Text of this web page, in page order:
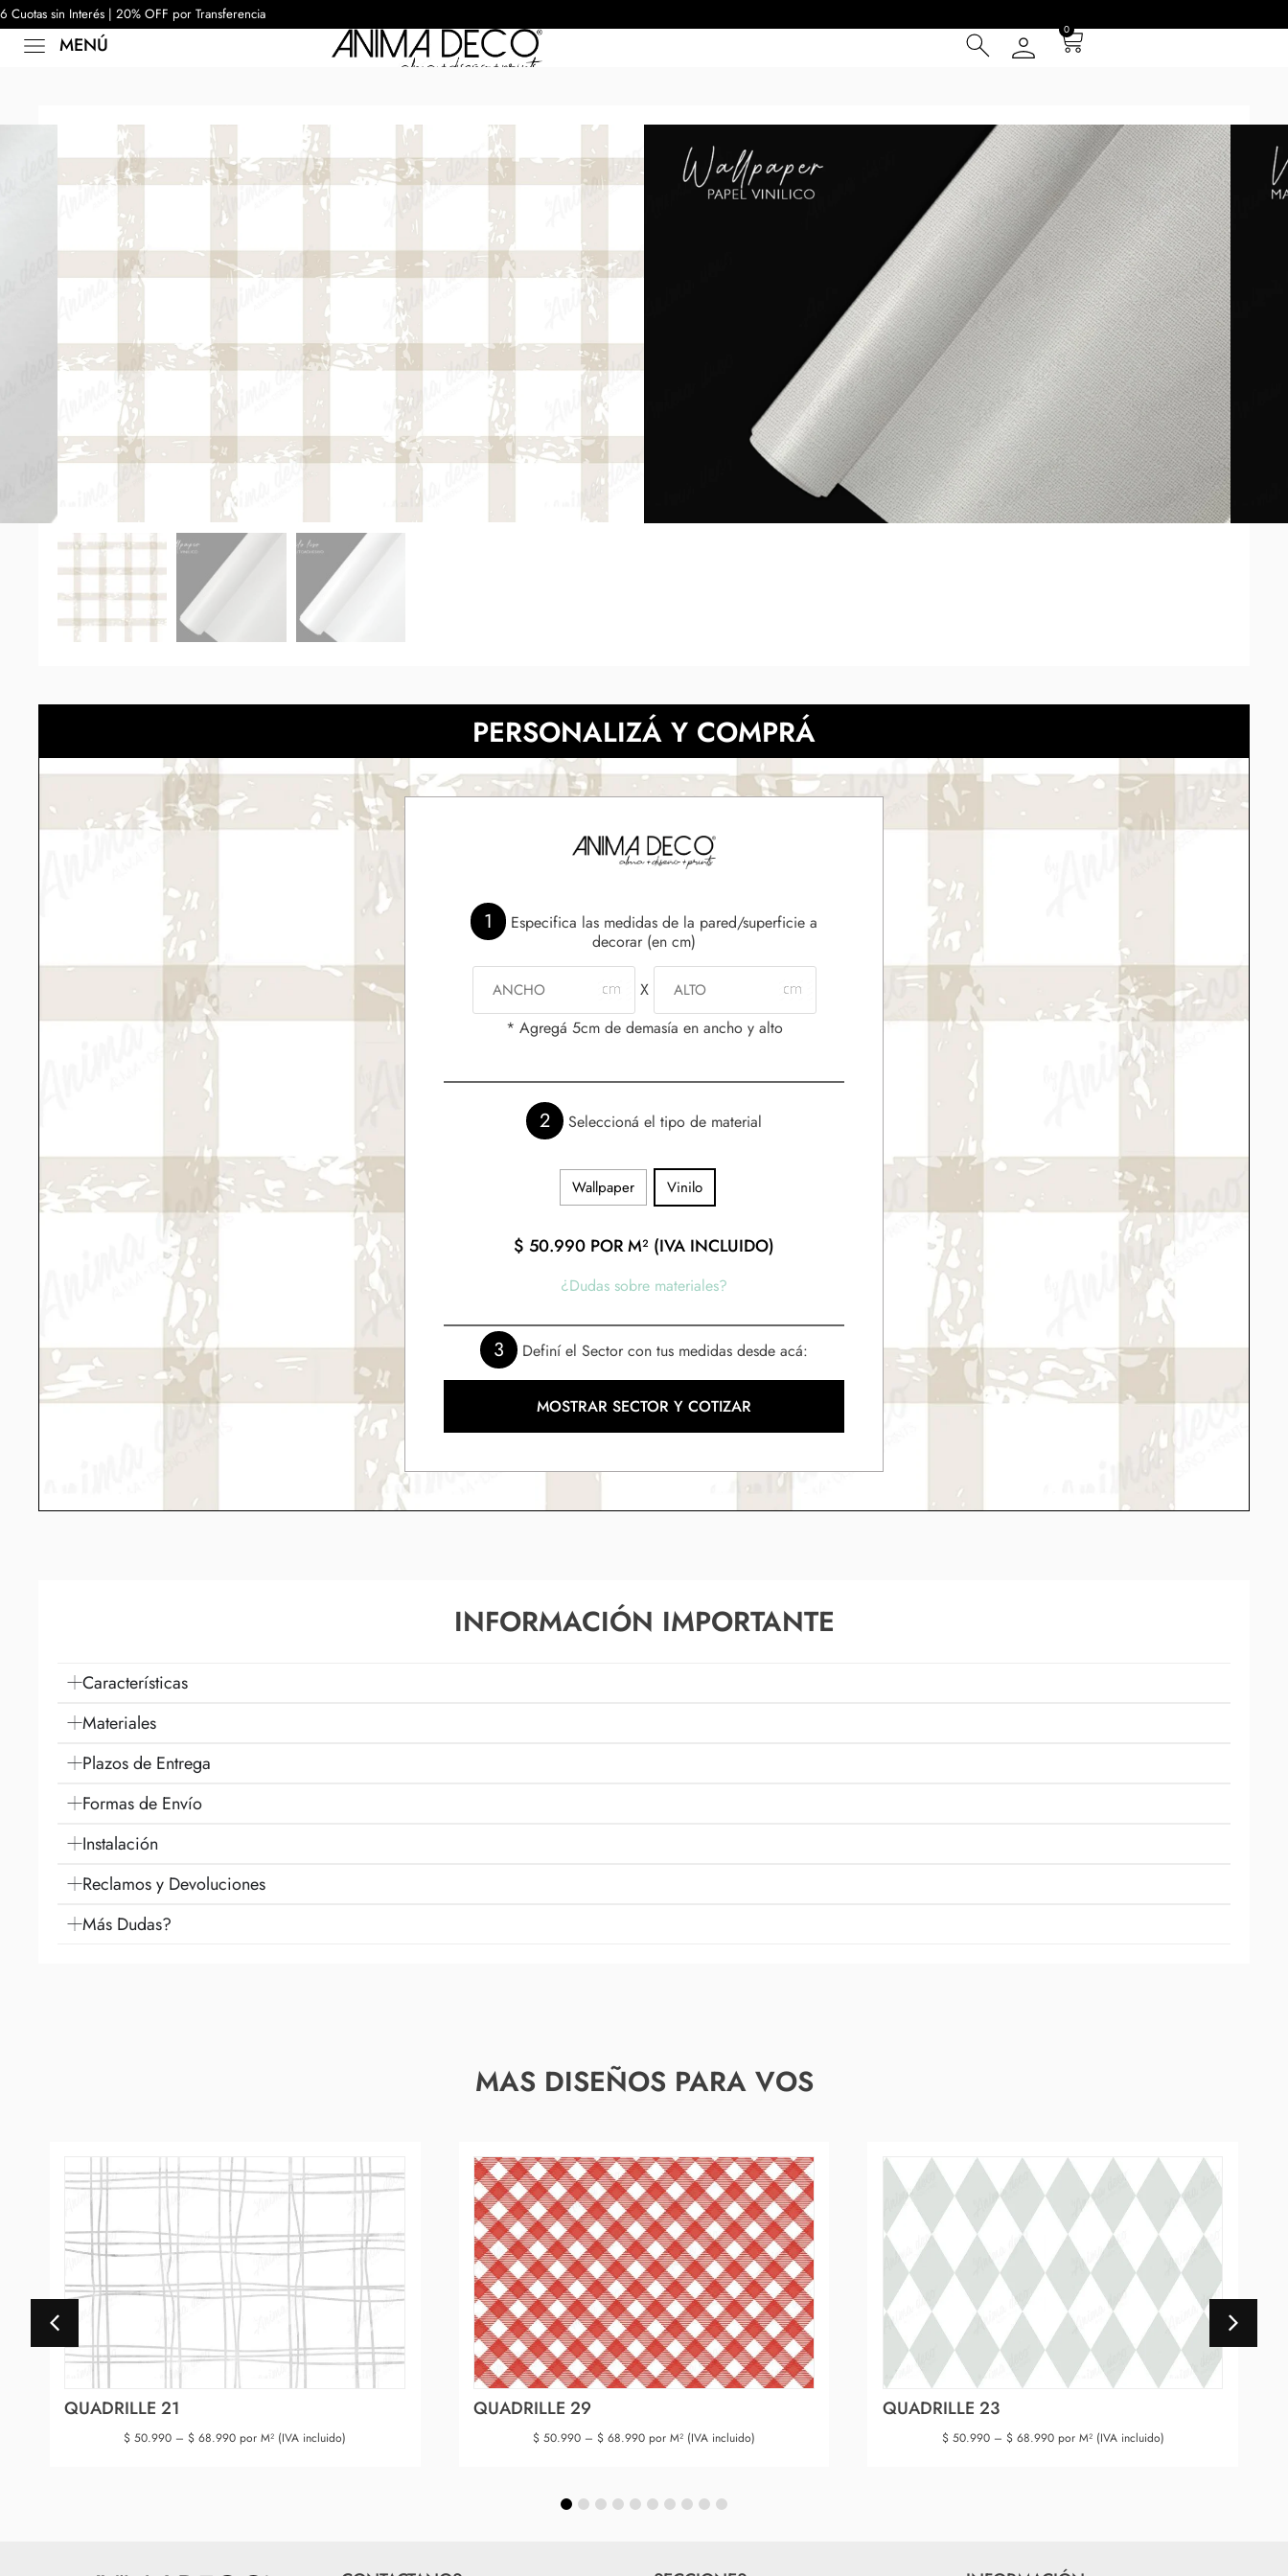
6 Cuotas sin Interés | 20% OFF por Transferencia
MENÚ
0
/ Quadrille 13
QUADRILLE 13
POR M² (IVA INCLUIDO)
6 Cuotas sin Interés con Tarjeta de Crédito
20% OFF por Transferencia
15 días hábiles Plazo de Entrega **
Incluye instrucciones de instalación
*Las imágenes son ilustrativas: el patrón se repite cada 1m y se presentan en paños de 1 m
de ancho por el alto de tu pared. PEDILO EN EL COLOR QUE PREFIERAS. Los tonos
digitales respecto de los impresos pueden diferir según la calibración de cada pantalla.
Presupuesta tu pared con el cotizador eligiendo el material.
NECESITAS MÀS INFORMACIÓN?
PERSONALIZÁ Y COMPRÁ
1
Especifica las medidas de la pared/superficie a
decorar (en cm)
X
* Agregá 5cm de demasía en ancho y alto
2 Seleccioná el tipo de material
Wallpaper Vinilo
$ 50.990 POR M² (IVA INCLUIDO)
¿Dudas sobre materiales?
3 Definí el Sector con tus medidas desde acá:
MOSTRAR SECTOR Y COTIZAR
INFORMACIÓN IMPORTANTE
Características
Materiales
Plazos de Entrega
Formas de Envío
Instalación
Reclamos y Devoluciones
Más Dudas?
MAS DISEÑOS PARA VOS
QUADRILLE 21
$ 50.990 – $ 68.990 por M² (IVA incluido)
QUADRILLE 29
$50.990 – $68.990por M² (IVA incluido)
QUADRILLE 23
$50.990 – $68.990por M² (IVA incluido)